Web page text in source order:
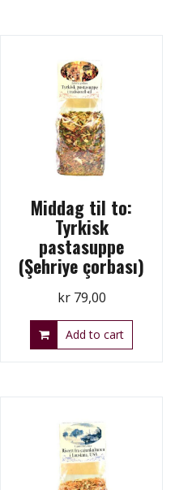
Middag til to:
Tyrkisk
pastasuppe
(Şehriye çorbası)
kr79,00
Add to cart